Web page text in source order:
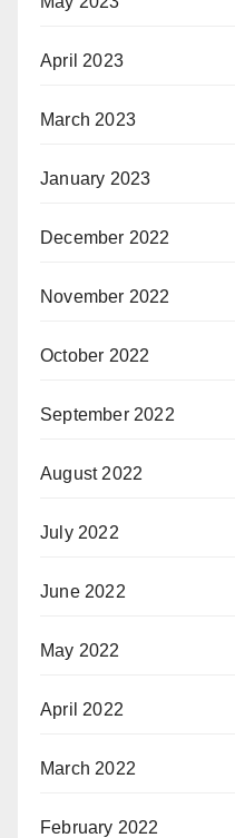
April 2023
March 2023
January 2023
December 2022
November 2022
October 2022
September 2022
August 2022
July 2022
June 2022
May 2022
April 2022
March 2022
February 2022